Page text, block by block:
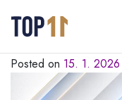
Rubrika:
Posted on 15. 1. 2026